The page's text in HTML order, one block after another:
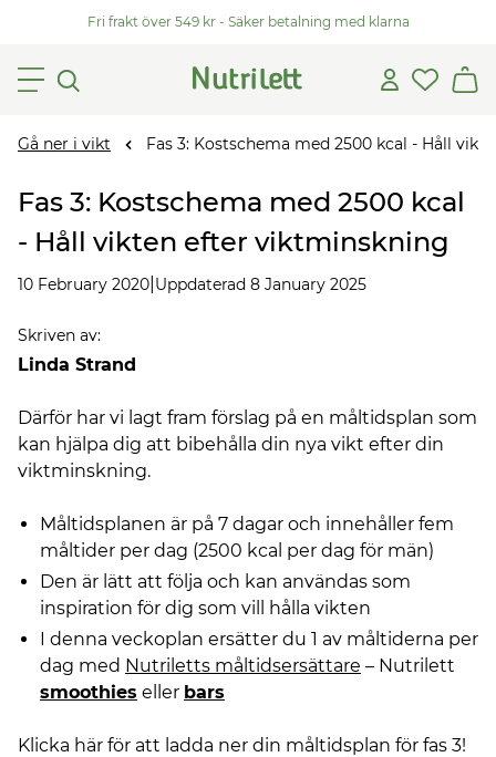
Fri frakt över 549 kr - Säker betalning med klarna
Gå ner i vikt Fas 3: Kostschema med 2500 kcal - Håll
Fas 3: Kostschema med 2500 kcal
- Håll vikten efter viktminskning
10 February 2020 Uppdaterad 8 January 2025
Skriven av:
Linda Strand
Därför har vi lagt fram förslag på en måltidsplan som
kan hjälpa dig att bibehålla din nya vikt efter din
viktminskning.
Måltidsplanen är på 7 dagar och innehåller fem
måltider per dag (2500 kcal per dag för män)
Den är lätt att följa och kan användas som
inspiration för dig som vill hålla vikten
I denna veckoplan ersätter du 1 av måltiderna per
dag med Nutriletts måltidsersättare – Nutrilett
smoothies eller bars
Klicka här för att ladda ner din måltidsplan för fas 3!